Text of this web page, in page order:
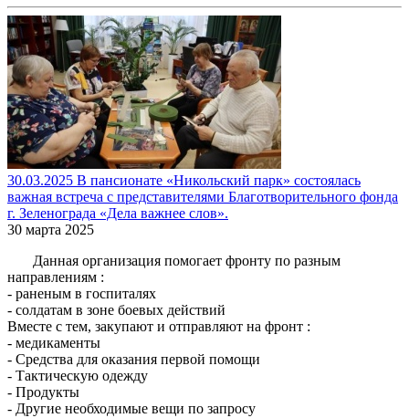
30.03.2025 В пансионате «Никольский парк» состоялась
важная встреча с представителями Благотворительного фонда
г. Зеленограда «Дела важнее слов».
30 марта 2025
Данная организация помогает фронту по разным
направлениям :
- раненым в госпиталях
- солдатам в зоне боевых действий
Вместе с тем, закупают и отправляют на фронт :
- медикаменты
- Средства для оказания первой помощи
- Тактическую одежду
- Продукты
- Другие необходимые вещи по запросу